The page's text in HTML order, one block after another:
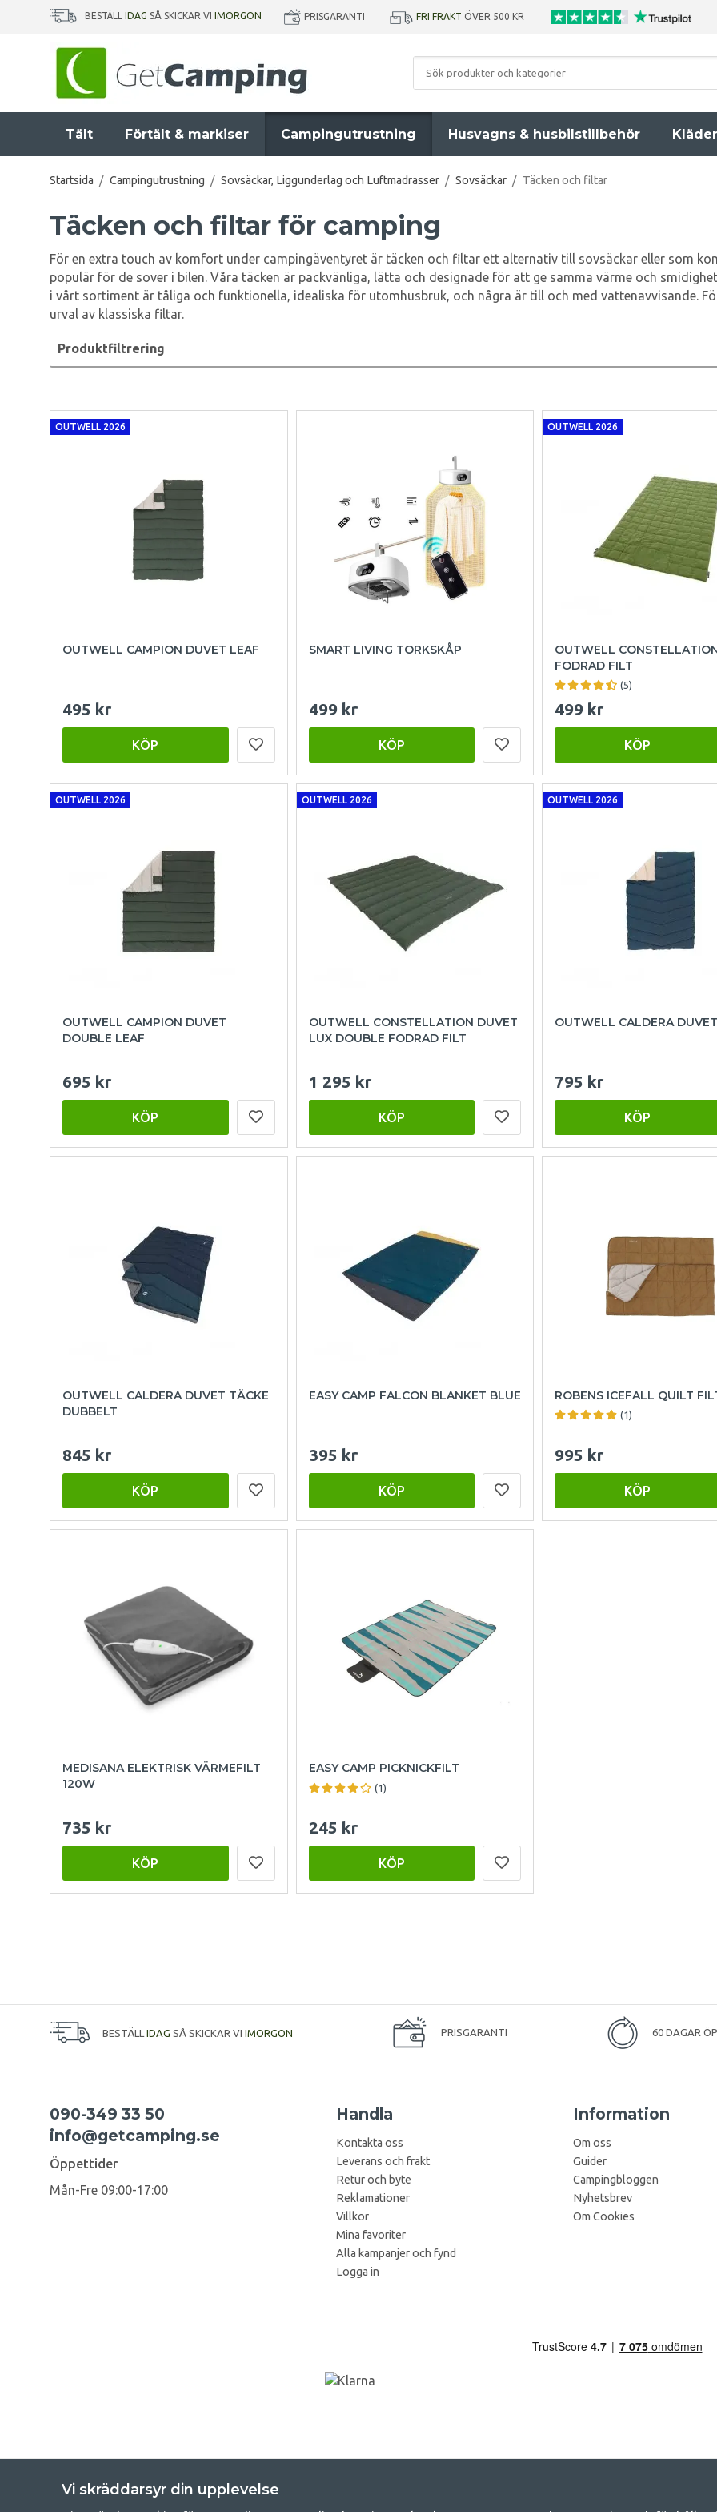
BESTÄLL IDAG SÅ SKICKAR VI IMORGON PRISGARANTI FRI FRAKT ÖVER 500 KR
Tält Förtält & markiser Campingutrustning Husvagns & husbilstillbehör Kläder
Startsida / Campingutrustning / Sovsäckar, Liggunderlag och Luftmadrasser / Sovsäckar / Täcken och filtar
Täcken och filtar för camping
För en extra touch av komfort under campingäventyret är täcken och filtar ett alternativ till sovsäckar eller som
populär för de sover i bilen. Våra täcken är packvänliga, lätta och designade för att ge samma värme och
i vårt sortiment är tåliga och funktionella, idealiska för utomhusbruk, och några är till och med vattenavvisande.
urval av klassiska filtar.
Produktfiltrering
OUTWELL 2026
OUTWELL CAMPION DUVET LEAF
495 kr
KÖP
SMART LIVING TORKSKÅP
499 kr
KÖP
OUTWELL 2026
OUTWELL
FODRAD FILT
(5)
499 kr
KÖP
OUTWELL 2026
OUTWELL CAMPION DUVET
DOUBLE LEAF
695 kr
KÖP
OUTWELL 2026
OUTWELL CONSTELLATION DUVET
LUX DOUBLE FODRAD FILT
1 295 kr
KÖP
OUTWELL 2026
OUTWELL CALDERA
795 kr
KÖP
OUTWELL CALDERA DUVET TÄCKE
DUBBELT
845 kr
KÖP
EASY CAMP FALCON BLANKET BLUE
395 kr
KÖP
ROBENS ICEFALL QUILT
(1)
995 kr
KÖP
MEDISANA ELEKTRISK VÄRMEFILT
120W
735 kr
KÖP
EASY CAMP PICKNICKFILT
(1)
245 kr
KÖP
BESTÄLL IDAG SÅ SKICKAR VI IMORGON PRISGARANTI 60 DAGAR
090-349 33 50
info@getcamping.se
Öppettider
Mån-Fre 09:00-17:00
Handla
Kontakta oss
Leverans och frakt
Retur och byte
Reklamationer
Villkor
Mina favoriter
Alla kampanjer och fynd
Logga in
Information
Om oss
Guider
Campingbloggen
Nyhetsbrev
Om Cookies
Vi skräddarsyr din upplevelse